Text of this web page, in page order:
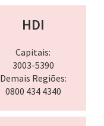
HDI
Capitais:
3003-5390
Demais Regiões:
0800 434 4340